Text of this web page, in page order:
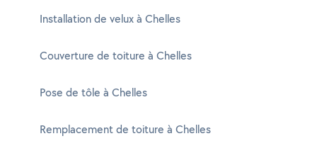
Installation de velux à Chelles
Couverture de toiture à Chelles
Pose de tôle à Chelles
Remplacement de toiture à Chelles